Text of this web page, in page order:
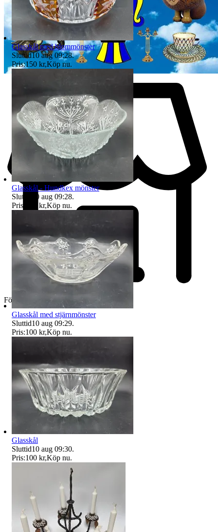
Företag
Glasskål med blommönster
Sluttid10 aug 09:28.
Pris:150 kr,Köp nu.
Glasskål - Hundkex mönster
Sluttid
10 aug 09:28.
Pris:
100 kr,Köp nu.
Glasskål med stjärnmönster
Sluttid10 aug 09:29.
Pris:100 kr,Köp nu.
Glasskål
Sluttid10 aug 09:30.
Pris:100 kr,Köp nu.